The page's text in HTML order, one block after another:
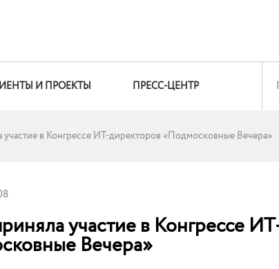
И ПРОЕКТЫ ПРЕСС-ЦЕНТР
участие в Конгрессе ИТ-директоров «Подмосковные Вечера»
участие в Конгрессе
Вечера»